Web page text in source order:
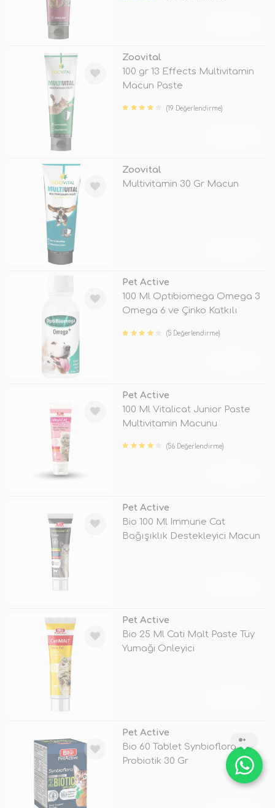
Zoovital
100 gr 13 Effects Multivitamin
Macun Paste
(19 Değerlendirme)
Zoovital
Multivitamin 30 Gr Macun
Pet Active
100 Ml Optibiomega Omega 3
Omega 6 ve Çinko Katkılı
(5 Değerlendirme)
Pet Active
100 Ml Vitalicat Junior Paste
Multivitamin Macunu
(56 Değerlendirme)
Pet Active
Bio 100 Ml Immune Cat
Bağışıklık Destekleyici Macun
Pet Active
Bio 25 Ml Cati Malt Paste Tüy
Yumaği Önleyici
Pet Active
Bio 60 Tablet Synbioflora
Probiotik 30 Gr